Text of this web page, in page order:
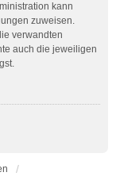
kann
zuweisen.
verwandten
auch die jeweiligen